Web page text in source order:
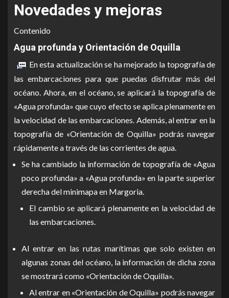
Novedades y mejoras
Contenido
Agua profunda y Orientación de Oquilla
En esta actualización se ha mejorado la topografía de
las embarcaciones para que puedas disfrutar más del
océano. Ahora, en el océano, se aplicará la topografía de
«Agua profunda» que cuyo efecto se aplica plenamente en
la velocidad de las embarcaciones. Además, al entrar en la
topografía de «Orientación de Oquilla» podrás navegar
rápidamente a través de las corrientes de agua.
Se ha cambiado la información de topografía de «Agua
poco profunda» a «Agua profunda» en la parte superior
derecha del minimapa en Margoria.
El cambio se aplicará plenamente en la velocidad de
las embarcaciones.
Al entrar en las rutas marítimas que solo existen en
algunas zonas del océano, la información de dicha zona
se mostrará como «Orientación de Oquilla».
Al entrar en «Orientación de Oquilla» podrás navegar